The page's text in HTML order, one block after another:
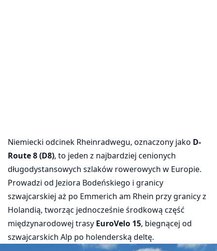
Niemiecki odcinek Rheinradwegu, oznaczony jako D-
Route 8 (D8), to jeden z najbardziej cenionych
długodystansowych szlaków rowerowych w Europie.
Prowadzi od Jeziora Bodeńskiego i granicy
szwajcarskiej aż po Emmerich am Rhein przy granicy z
Holandią, tworząc jednocześnie środkową część
międzynarodowej trasy EuroVelo 15, biegnącej od
szwajcarskich Alp po holenderską deltę.